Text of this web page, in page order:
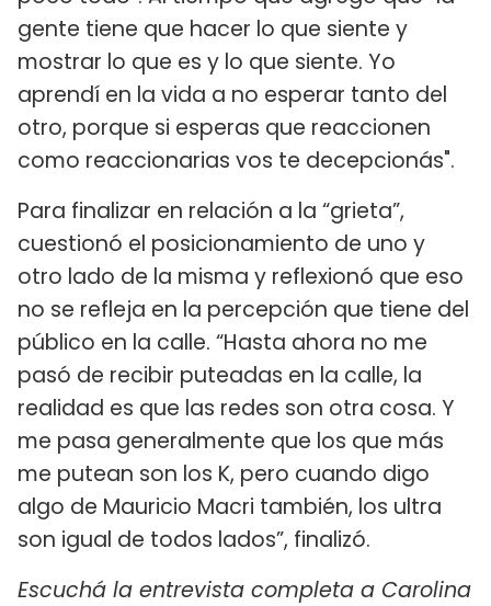
gente tiene que hacer lo que siente y
mostrar lo que es y lo que siente. Yo
aprendí en la vida a no esperar tanto del
otro, porque si esperas que reaccionen
como reaccionarias vos te decepcionás".
Para finalizar en relación a la “grieta”,
cuestionó el posicionamiento de uno y
otro lado de la misma y reflexionó que eso
no se refleja en la percepción que tiene del
público en la calle. “Hasta ahora no me
pasó de recibir puteadas en la calle, la
realidad es que las redes son otra cosa. Y
me pasa generalmente que los que más
me putean son los K, pero cuando digo
algo de Mauricio Macri también, los ultra
son igual de todos lados”, finalizó.
Escuchá la entrevista completa a Carolina